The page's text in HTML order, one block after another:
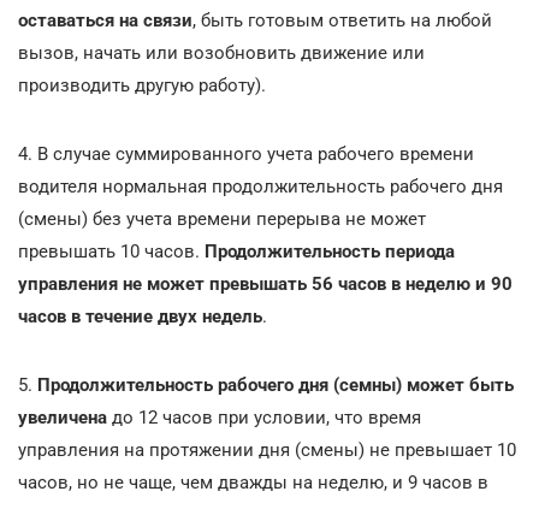
оставаться на связи, быть готовым ответить на любой
вызов, начать или возобновить движение или
производить другую работу).
4. В случае суммированного учета рабочего времени
водителя нормальная продолжительность рабочего дня
(смены) без учета времени перерыва не может
превышать 10 часов. Продолжительность периода
управления не может превышать 56 часов в неделю и 90
часов в течение двух недель.
5. Продолжительность рабочего дня (семны) может быть
увеличена до 12 часов при условии, что время
управления на протяжении дня (смены) не превышает 10
часов, но не чаще, чем дважды на неделю, и 9 часов в